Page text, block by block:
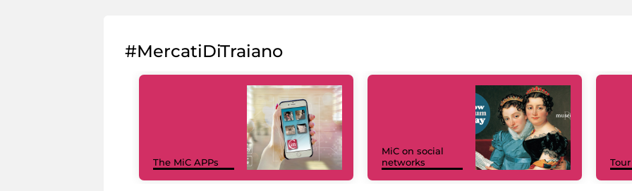
#MercatiDiTraiano
The MiC APPs
MiC on social
networks